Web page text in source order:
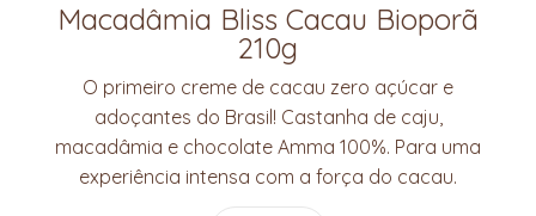
Macadâmia Bliss Cacau Bioporã
210g
O primeiro creme de cacau zero açúcar e
adoçantes do Brasil! Castanha de caju,
macadâmia e chocolate Amma 100%. Para uma
experiência intensa com a força do cacau.